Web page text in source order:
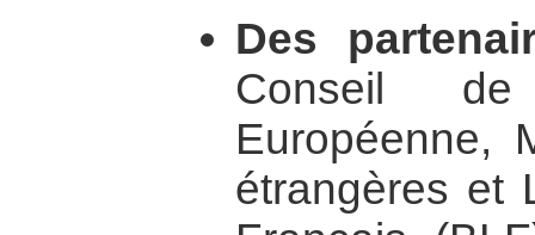
Des
Conseil de
Européenne,
étrangères et